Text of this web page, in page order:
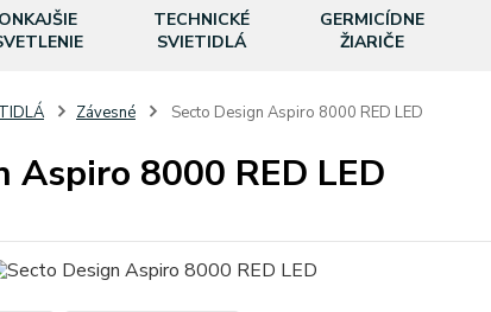
TECHNICKÉ
SVIETIDLÁ
GERMICÍDNE
ŽIARIČE
Závesné Secto Design Aspiro 8000 RED LED
Aspiro 8000 RED LED